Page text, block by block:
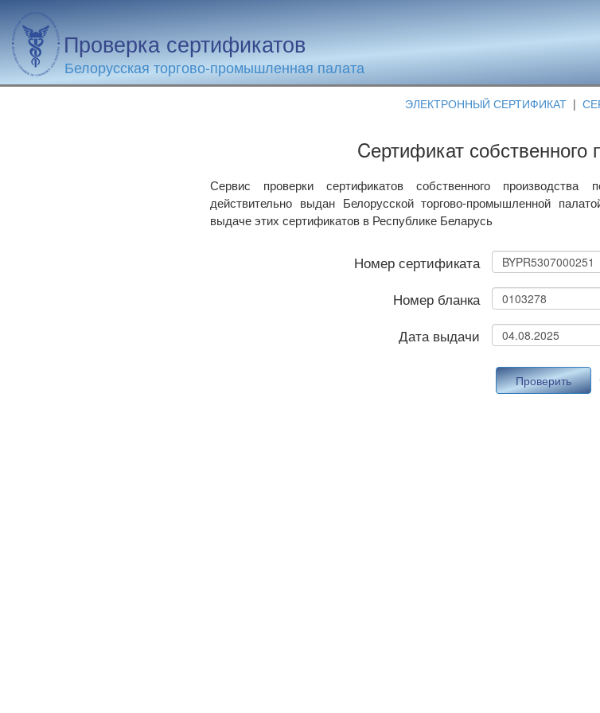
Проверка сертификатов
Белорусская торгово-промышленная палата
ЭЛЕКТРОННЫЙ СЕРТИФИКАТ |
Cертификат собственного
Сервис проверки сертификатов собственного производства
действительно выдан Белорусской торгово-промышленной
выдаче этих сертификатов в Республике Беларусь
Номер сертификата
Номер бланка
Дата выдачи
Проверить